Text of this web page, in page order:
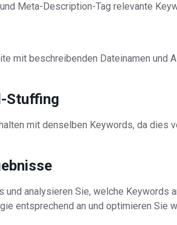
Meta-Description-Tag relevante
mit beschreibenden Dateinamen und
Stuffing
mit denselben Keywords, da dies
und analysieren Sie, welche Keywords
entsprechend an und optimieren Sie